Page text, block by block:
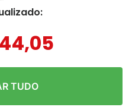
,05
TUDO